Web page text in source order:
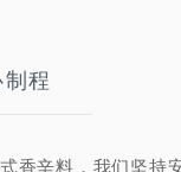
程
香辛料，我们坚持